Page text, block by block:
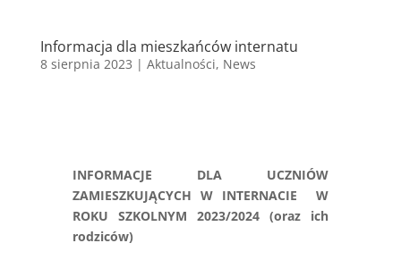
Informacja dla mieszkańców internatu
8 sierpnia 2023 | Aktualności, News
INFORMACJE DLA UCZNIÓW
ZAMIESZKUJĄCYCH W INTERNACIE
W
ROKU SZKOLNYM 2023/2024 (oraz ich
rodziców)